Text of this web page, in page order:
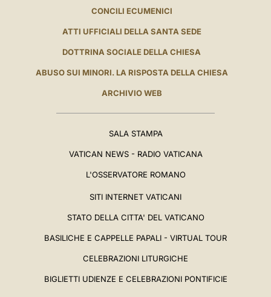
CONCILI ECUMENICI
ATTI UFFICIALI DELLA SANTA SEDE
DOTTRINA SOCIALE DELLA CHIESA
ABUSO SUI MINORI. LA RISPOSTA DELLA CHIESA
ARCHIVIO WEB
SALA STAMPA
VATICAN NEWS - RADIO VATICANA
L'OSSERVATORE ROMANO
SITI INTERNET VATICANI
STATO DELLA CITTA' DEL VATICANO
BASILICHE E CAPPELLE PAPALI - VIRTUAL TOUR
CELEBRAZIONI LITURGICHE
BIGLIETTI UDIENZE E CELEBRAZIONI PONTIFICIE